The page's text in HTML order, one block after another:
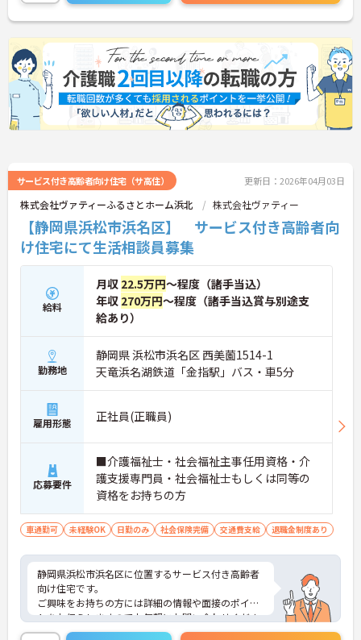
サービス付き高齢者向け住宅（サ高住） 更新日：2026年04月03日
株式会社ヴァティーふるさとホーム浜北 株式会社ヴァティー
【静岡県浜松市浜名区】 サービス付き高齢者向
け住宅にて生活相談員募集
給料
月収 22.5万円～程度（諸手当込）
年収 270万円～程度（諸手当込賞与別途支
給あり）
勤務地
静岡県 浜松市浜名区 西美薗1514-1
天竜浜名湖鉄道「金指駅」バス・車5分
雇用形態 正社員(正職員)
応募要件
■介護福祉士・社会福祉主事任用資格・介
護支援専門員・社会福祉士もしくは同等の
資格をお持ちの方
車通勤可 未経験OK 日勤のみ 社会保険完備 交通費支給 退職金制度あり
静岡県浜松市浜名区に位置するサービス付き高齢者
向け住宅です。
ご興味をお持ちの方には詳細の情報や面接のポイン
トをお伝えしますのでお気軽にお問い合わせくださ
いませ。